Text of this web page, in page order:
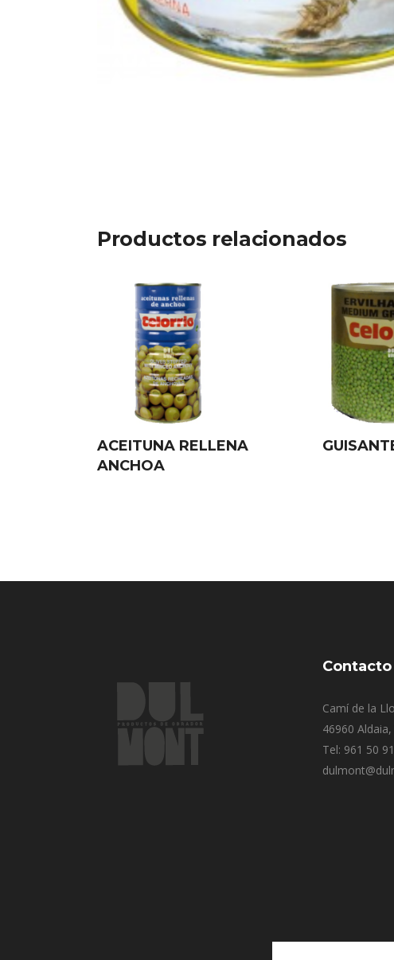
Productos relacionados
ACEITUNA RELLENA
ANCHOA
Contacto
Camí de la
46960
Tel: 961 50